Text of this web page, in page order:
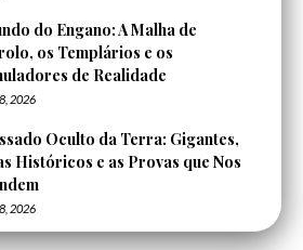
do Engano: A Malha de
os Templários e os
de Realidade
2026
Oculto da Terra: Gigantes,
Históricos e as Provas que Nos
2026